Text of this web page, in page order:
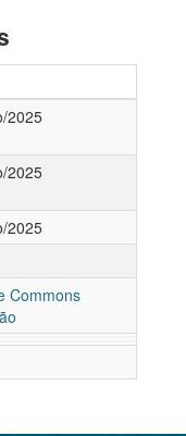
2025
2025
2025
Commons